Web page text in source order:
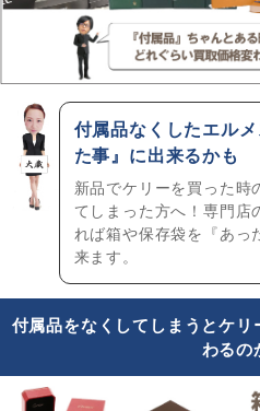
付属品なくしたエル
た事』に出来るかも
新品でケリーを買った時
てしまった方へ！専門店
れば箱や保存袋を『あっ
来ます。
付属品をなくしてしまうとケ
わるの